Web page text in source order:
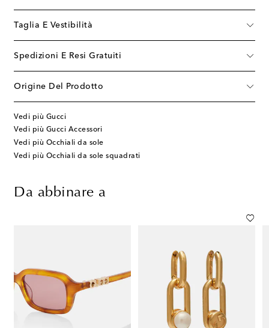
Taglia E Vestibilità
Spedizioni E Resi Gratuiti
Origine Del Prodotto
Vedi più Gucci
Vedi più Gucci Accessori
Vedi più Occhiali da sole
Vedi più Occhiali da sole squadrati
Da abbinare a